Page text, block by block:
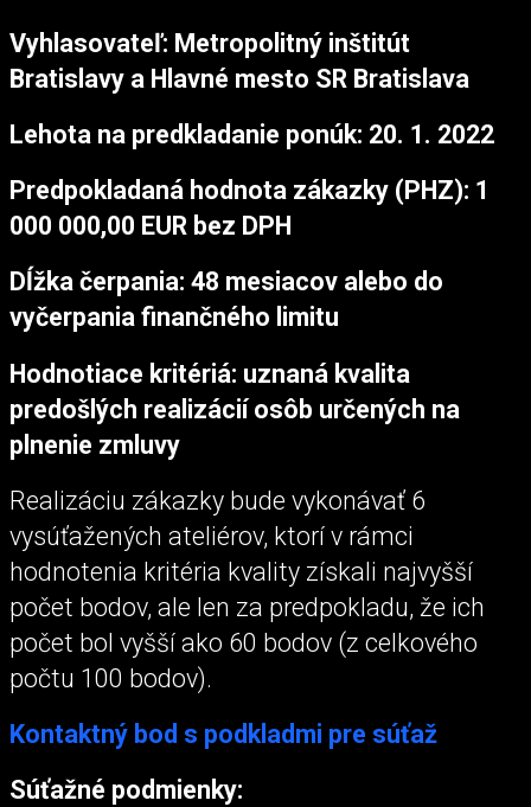
Vyhlasovateľ: Metropolitný inštitút
Bratislavy a Hlavné mesto SR Bratislava
Lehota na predkladanie ponúk: 20. 1. 2022
Predpokladaná hodnota zákazky (PHZ): 1
000 000,00 EUR bez DPH
Dĺžka čerpania: 48 mesiacov alebo do
vyčerpania finančného limitu
Hodnotiace kritériá: uznaná kvalita
predošlých realizácií osôb určených na
plnenie zmluvy
Realizáciu zákazky bude vykonávať 6
vysúťažených ateliérov, ktorí v rámci
hodnotenia kritéria kvality získali najvyšší
počet bodov, ale len za predpokladu, že ich
počet bol vyšší ako 60 bodov (z celkového
počtu 100 bodov).
Kontaktný bod s podkladmi pre súťaž
Súťažné podmienky: